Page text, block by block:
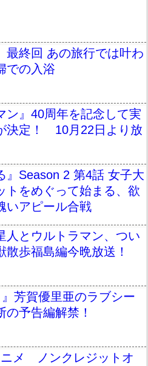
最終回 あの旅行では叶わ
での入浴
ン』40周年を記念して実
決定！ 10月22日より放
』Season 2 第4話 女子大
トをめぐって始まる、欲
いアピール合戦
人とウルトラマン、つい
散歩福島編今晩放送！
』芳賀優里亜のラブシー
の予告編解禁！
メ ノンクレジットオ